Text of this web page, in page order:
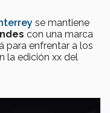
se mantiene
con una marca
para enfrentar a los
la edición xx del